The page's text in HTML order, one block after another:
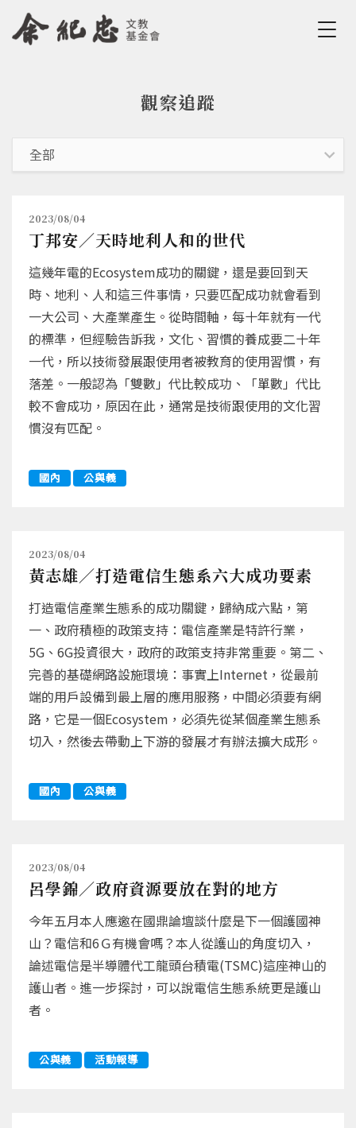
Jump to Navigation
Jump to Main content
觀察追蹤
2023/08/04
丁邦安／天時地利人和的世代
這幾年電的Ecosystem成功的關鍵，還是要回到天
時、地利、人和這三件事情，只要匹配成功就會看到
一大公司、大產業產生。從時間軸，每十年就有一代
的標準，但經驗告訴我，文化、習慣的養成要二十年
一代，所以技術發展跟使用者被教育的使用習慣，有
落差。一般認為「雙數」代比較成功、「單數」代比
較不會成功，原因在此，通常是技術跟使用的文化習
慣沒有匹配。
國內 公與義
2023/08/04
黃志雄／打造電信生態系六大成功要素
打造電信產業生態系的成功關鍵，歸納成六點，第
一、政府積極的政策支持：電信產業是特許行業，
5G、6G投資很大，政府的政策支持非常重要。第二、
完善的基礎網路設施環境：事實上Internet，從最前
端的用戶設備到最上層的應用服務，中間必須要有網
路，它是一個Ecosystem，必須先從某個產業生態系
切入，然後去帶動上下游的發展才有辦法擴大成形。
國內 公與義
2023/08/04
呂學錦／政府資源要放在對的地方
今年五月本人應邀在國鼎論壇談什麼是下一個護國神
山？電信和6Ｇ有機會嗎？本人從護山的角度切入，
論述電信是半導體代工龍頭台積電(TSMC)這座神山的
護山者。進一步探討，可以說電信生態系統更是護山
者。
公與義 活動報導